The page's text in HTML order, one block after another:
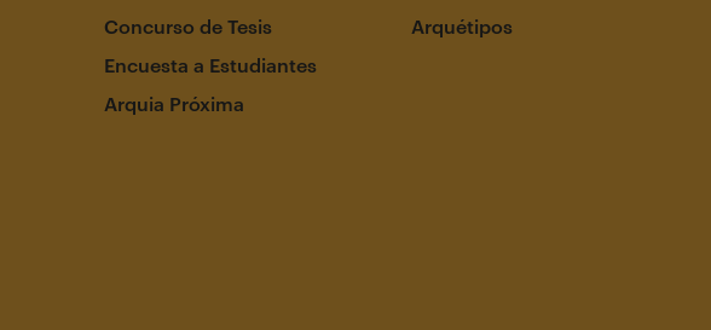
Concurso de Tesis
Encuesta a Estudiantes
Arquia Próxima
Arquétipos